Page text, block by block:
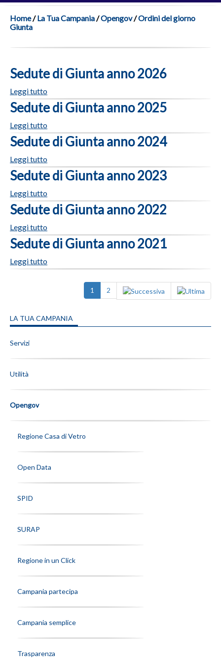
Home/La Tua Campania/Opengov/Ordini del giorno
Giunta
Sedute di Giunta anno 2026
Leggi tutto
Sedute di Giunta anno 2025
Leggi tutto
Sedute di Giunta anno 2024
Leggi tutto
Sedute di Giunta anno 2023
Leggi tutto
Sedute di Giunta anno 2022
Leggi tutto
Sedute di Giunta anno 2021
Leggi tutto
1 2
LA TUA CAMPANIA
Servizi
Utilità
Opengov
Regione Casa di Vetro
Open Data
SPID
SURAP
Regione in un Click
Campania partecipa
Campania semplice
Trasparenza